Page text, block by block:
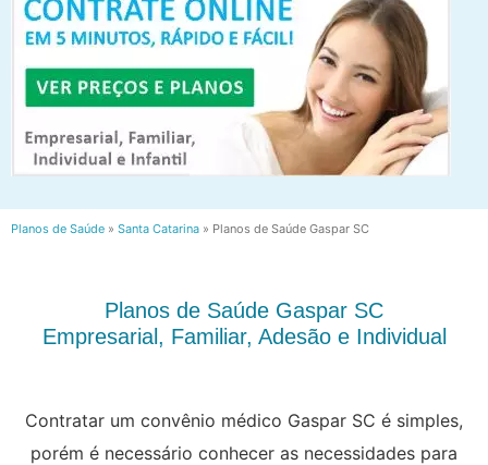
Planos de Saúde » Santa Catarina » Planos de Saúde Gaspar SC
Planos de Saúde Gaspar SC
Empresarial, Familiar, Adesão e Individual
Contratar um convênio médico Gaspar SC é simples,
porém é necessário conhecer as necessidades para